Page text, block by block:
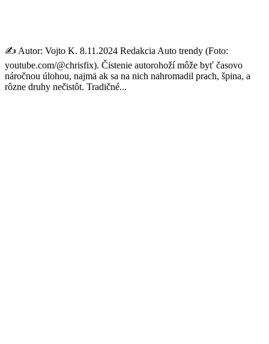
✍️ Autor: Vojto K. 8.11.2024 Redakcia Auto trendy (Foto:
youtube.com/@chrisfix). Čistenie autorohoží môže byť časovo
náročnou úlohou, najmä ak sa na nich nahromadil prach, špina, a
rôzne druhy nečistôt. Tradičné...